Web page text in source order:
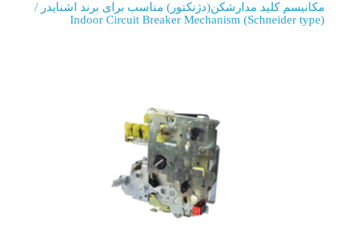
مکانیسم کلید مدارشکن(دژنکتور) مناسب برای برند اشنایدر /
(Indoor Circuit Breaker Mechanism (Schneider type